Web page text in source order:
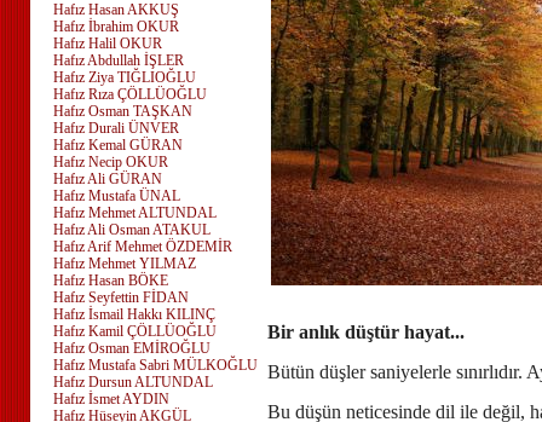
Hafız Hasan AKKUŞ
Hafız İbrahim OKUR
Hafız Halil OKUR
Hafız Abdullah İŞLER
Hafız Ziya TIĞLIOĞLU
Hafız Rıza ÇÖLLÜOĞLU
Hafız Osman TAŞKAN
Hafız Durali ÜNVER
Hafız Kemal GÜRAN
Hafız Necip OKUR
Hafız Ali GÜRAN
Hafız Mustafa ÜNAL
Hafız Mehmet ALTUNDAL
Hafız Ali Osman ATAKUL
Hafız Arif Mehmet ÖZDEMİR
Hafız Mehmet YILMAZ
Hafız Hasan BÖKE
Hafız Seyfettin FİDAN
Hafız İsmail Hakkı KILINÇ
Hafız Kamil ÇÖLLÜOĞLU
Hafız Osman EMİROĞLU
Hafız Mustafa Sabri MÜLKOĞLU
Hafız Dursun ALTUNDAL
Hafız İsmet AYDIN
Hafız Hüseyin AKGÜL
Bir anlık düştür hayat...
Bütün düşler saniyelerle sınırlıdır.
Bu düşün neticesinde dil ile değil,